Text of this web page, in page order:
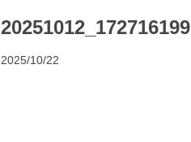
20251012_172716199
2025/10/22